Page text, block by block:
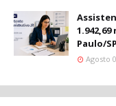
Paulo/SP
Agosto